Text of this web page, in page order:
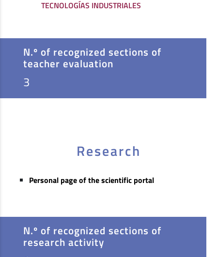
TECNOLOGÍAS INDUSTRIALES
N.º of recognized sections of
teacher evaluation
3
Research
Personal page of the scientific portal
N.º of recognized sections of
research activity